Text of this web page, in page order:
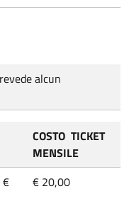
alcun
COSTO TICKET
MENSILE
€
€ 20,00